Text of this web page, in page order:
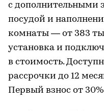
с дополнительными
посудой и
комнаты — от 383
установка и
в стоимость.
рассрочки до 12
Первый взнос от